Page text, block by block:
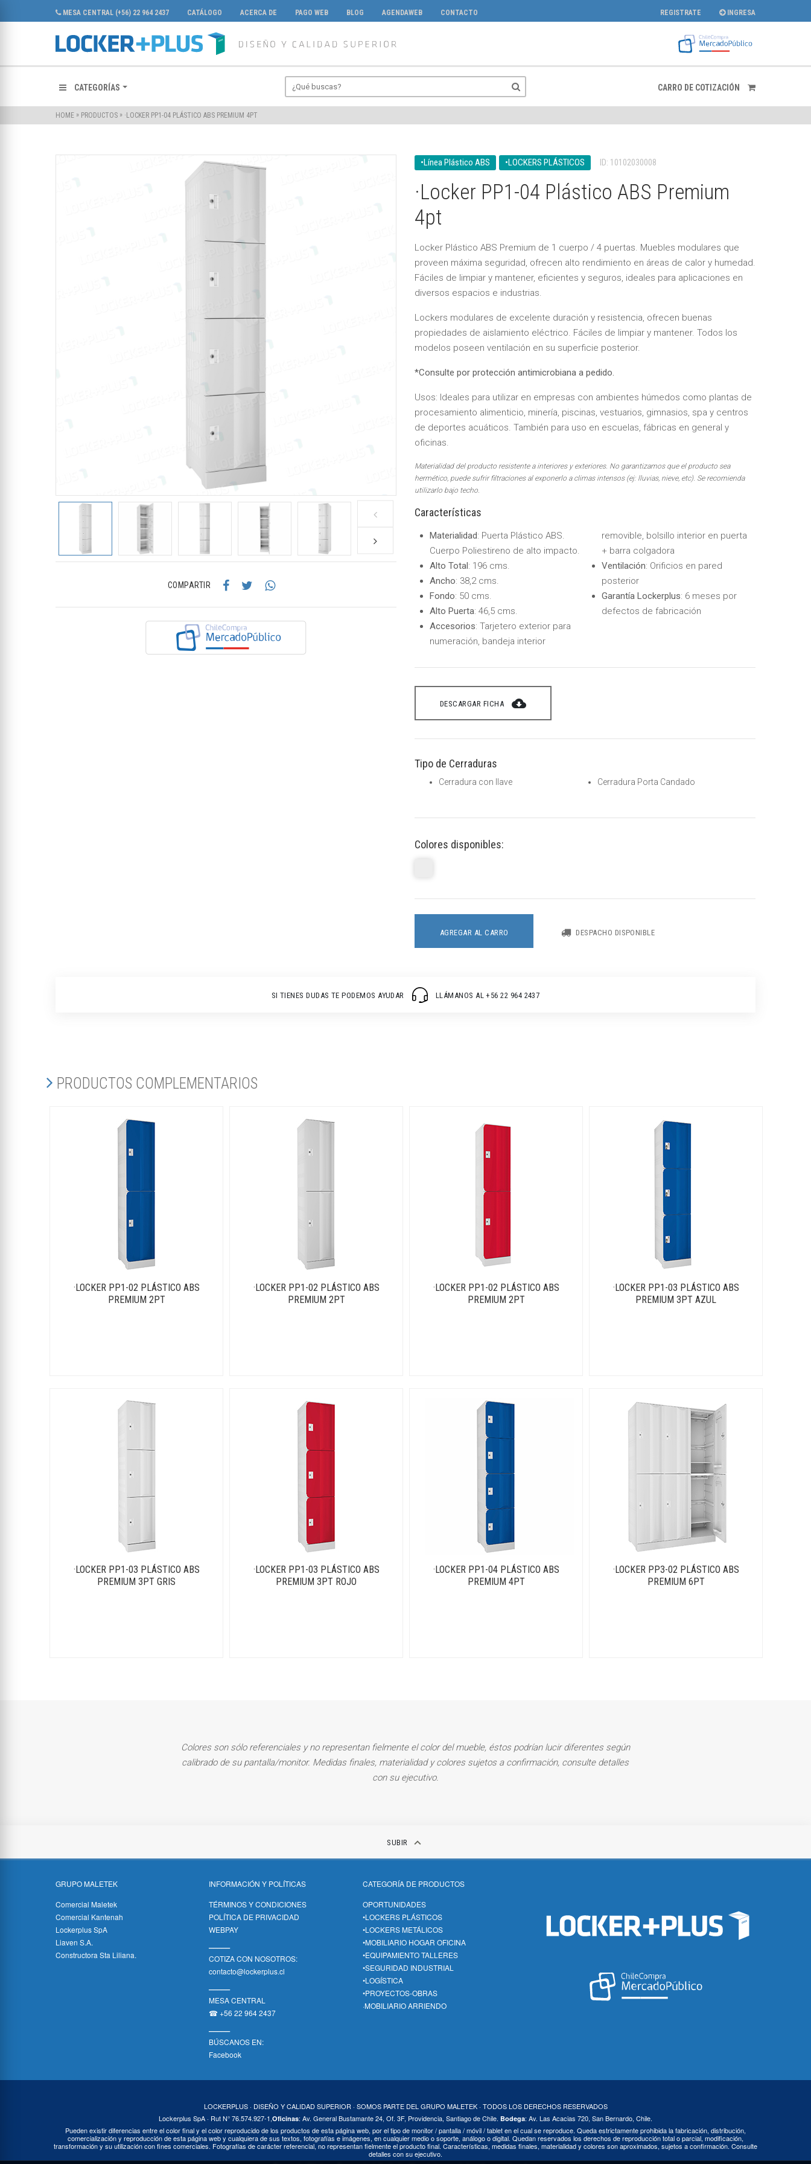
MESA CENTRAL (+56) 22 964 2437 CATÁLOGO ACERCA DE PAGO WEB BLOG AGENDAWEB CONTACTO REGISTRATE INGRESA
CATEGORÍAS CARRO DE COTIZACIÓN
HOME » PRODUCTOS » ·LOCKER PP1-04 PLÁSTICO ABS PREMIUM 4PT
COMPARTIR
•Línea Plástico ABS •LOCKERS PLÁSTICOS ID: 10102030008
·Locker PP1-04 Plástico ABS Premium
4pt
Locker Plástico ABS Premium de 1 cuerpo / 4 puertas. Muebles modulares que
proveen máxima seguridad, ofrecen alto rendimiento en áreas de calor y humedad.
Fáciles de limpiar y mantener, eficientes y seguros, ideales para aplicaciones en
diversos espacios e industrias.
Lockers modulares de excelente duración y resistencia, ofrecen buenas
propiedades de aislamiento eléctrico. Fáciles de limpiar y mantener. Todos los
modelos poseen ventilación en su superficie posterior.
*Consulte por protección antimicrobiana a pedido.
Usos: Ideales para utilizar en empresas con ambientes húmedos como plantas de
procesamiento alimenticio, minería, piscinas, vestuarios, gimnasios, spa y centros
de deportes acuáticos. También para uso en escuelas, fábricas en general y
oficinas.
Materialidad del producto resistente a interiores y exteriores. No garantizamos que el producto sea
hermético, puede sufrir filtraciones al exponerlo a climas intensos (ej: lluvias, nieve, etc). Se recomienda
utilizarlo bajo techo.
Características
Materialidad: Puerta Plástico ABS.
Cuerpo Poliestireno de alto impacto.
Alto Total: 196 cms.
Ancho: 38,2 cms.
Fondo: 50 cms.
Alto Puerta: 46,5 cms.
Accesorios: Tarjetero exterior para
numeración, bandeja interior
removible, bolsillo interior en puerta
+ barra colgadora
Ventilación: Orificios en pared
posterior
Garantía Lockerplus: 6 meses por
defectos de fabricación
DESCARGAR FICHA cloud_download
Tipo de Cerraduras
Cerradura con llave Cerradura Porta Candado
Colores disponibles:
AGREGAR AL CARRO DESPACHO DISPONIBLE
SI TIENES DUDAS TE PODEMOS AYUDAR LLÁMANOS AL +56 22 964 2437
PRODUCTOS COMPLEMENTARIOS
·LOCKER PP1-02 PLÁSTICO ABS
PREMIUM 2PT
·LOCKER PP1-02 PLÁSTICO ABS
PREMIUM 2PT
·LOCKER PP1-02 PLÁSTICO ABS
PREMIUM 2PT
·LOCKER PP1-03 PLÁSTICO ABS
PREMIUM 3PT AZUL
·LOCKER PP1-03 PLÁSTICO ABS
PREMIUM 3PT GRIS
·LOCKER PP1-03 PLÁSTICO ABS
PREMIUM 3PT ROJO
·LOCKER PP1-04 PLÁSTICO ABS
PREMIUM 4PT
·LOCKER PP3-02 PLÁSTICO ABS
PREMIUM 6PT
Colores son sólo referenciales y no representan fielmente el color del mueble, éstos podrían lucir diferentes según
calibrado de su pantalla/monitor. Medidas finales, materialidad y colores sujetos a confirmación, consulte detalles
con su ejecutivo.
SUBIR keyboard_arrow_up
GRUPO MALETEK
Comercial Maletek
Comercial Kantenah
Lockerplus SpA
Liaven S.A.
Constructora Sta Liliana.
INFORMACIÓN Y POLÍTICAS
TÉRMINOS Y CONDICIONES
POLÍTICA DE PRIVACIDAD
WEBPAY
COTIZA CON NOSOTROS:
contacto@lockerplus.cl
MESA CENTRAL
☎ +56 22 964 2437
BÚSCANOS EN:
Facebook
CATEGORÍA DE PRODUCTOS
OPORTUNIDADES
•LOCKERS PLÁSTICOS
•LOCKERS METÁLICOS
•MOBILIARIO HOGAR OFICINA
•EQUIPAMIENTO TALLERES
•SEGURIDAD INDUSTRIAL
•LOGÍSTICA
•PROYECTOS-OBRAS
·MOBILIARIO ARRIENDO
LOCKERPLUS · DISEÑO Y CALIDAD SUPERIOR · SOMOS PARTE DEL GRUPO MALETEK · TODOS LOS DERECHOS RESERVADOS
Lockerplus SpA · Rut N° 76.574.927-1,Oficinas: Av. General Bustamante 24, Of. 3F, Providencia, Santiago de Chile. Bodega: Av. Las Acacias 720, San Bernardo, Chile.
Pueden existir diferencias entre el color final y el color reproducido de los productos de esta página web, por el tipo de monitor / pantalla / móvil / tablet en el cual se reproduce. Queda estrictamente prohibida la fabricación, distribución,
comercialización y reproducción de esta página web y cualquiera de sus textos, fotografías e imágenes, en cualquier medio o soporte, análogo o digital. Quedan reservados los derechos de reproducción total o parcial, modificación,
transformación y su utilización con fines comerciales. Fotografías de carácter referencial, no representan fielmente el producto final. Características, medidas finales, materialidad y colores son aproximados, sujetos a confirmación. Consulte
detalles con su ejecutivo.